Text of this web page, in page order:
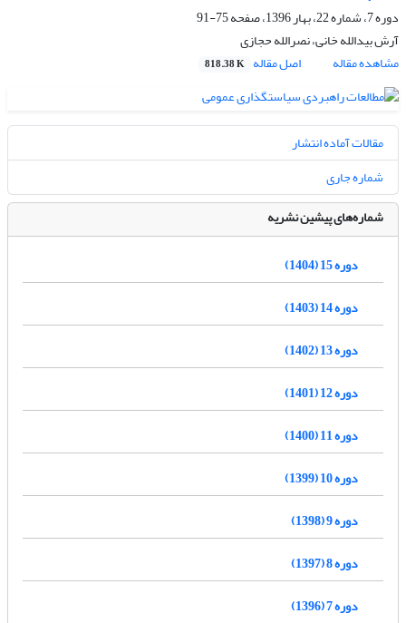
دوره 7، شماره 22، بهار 1396، صفحه
75-91
آرش بیدالله خانی، نصرالله حجازی
مشاهده مقاله
اصل مقاله 818.38 K
مقالات آماده انتشار
شماره جاری
شماره‌های پیشین نشریه
دوره 15 (1404)
دوره 14 (1403)
دوره 13 (1402)
دوره 12 (1401)
دوره 11 (1400)
دوره 10 (1399)
دوره 9 (1398)
دوره 8 (1397)
دوره 7 (1396)